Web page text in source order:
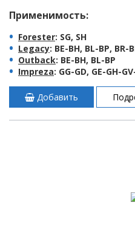
Применимость:
Forester: SG, SH
Legacy: BE-BH, BL-BP, BR-
Outback: BE-BH, BL-BP
Impreza: GG-GD, GE-GH-
Добавить